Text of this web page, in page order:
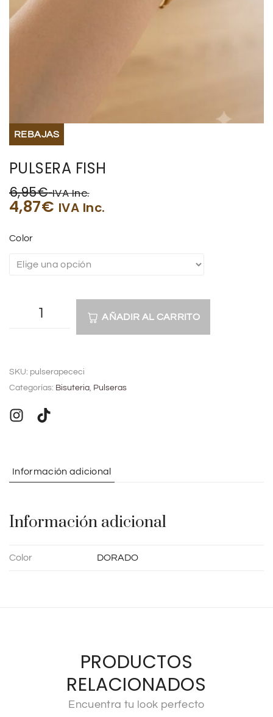
COMPLEMENTOS
REBAJAS
PULSERA FISH
6,95€ IVA Inc.
4,87€ IVA Inc.
Color
AÑADIR AL CARRITO
t
r
i
e
SKU: pulserapececi
Categorías: Bisuteria, Pulseras
Información adicional
Información adicional
Color DORADO
PRODUCTOS
RELACIONADOS
Encuentra tu look perfecto